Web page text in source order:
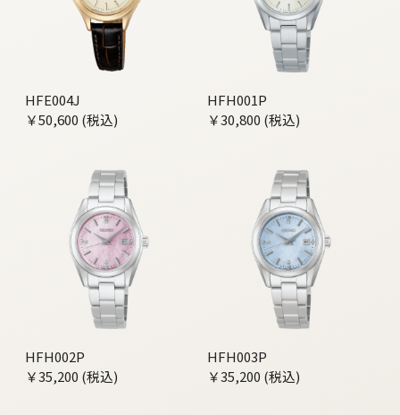
HFE004J
￥50,600 (税込)
HFH001P
￥30,800 (税込)
HFH002P
￥35,200 (税込)
HFH003P
￥35,200 (税込)